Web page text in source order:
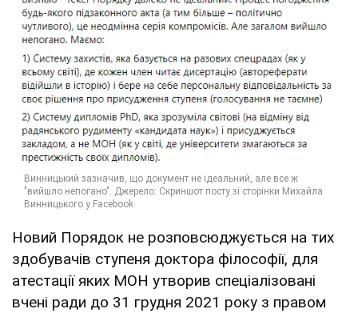
Новий Порядок не розповсюджується на тих
здобувачів ступеня доктора філософії, для
атестації яких МОН утворив спеціалізовані
вчені ради до 31 грудня 2021 року з правом